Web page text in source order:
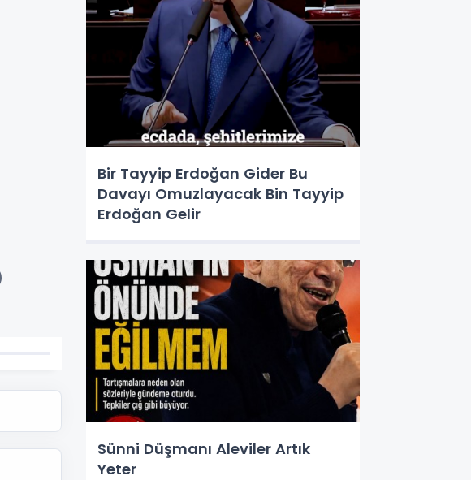
Bir Tayyip Erdoğan Gider Bu
Davayı Omuzlayacak Bin Tayyip
Erdoğan Gelir
Sünni Düşmanı Aleviler Artık
Yeter